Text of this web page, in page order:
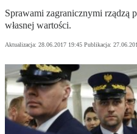
Sprawami zagranicznymi rządzą
własnej wartości.
Aktualizacja: 28.06.2017 19:45 Publikacja: